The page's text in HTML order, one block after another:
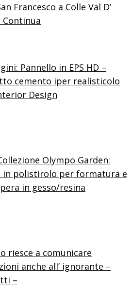
Francesco a Colle Val D’
Continua
Pannello in EPS HD –
cemento iper realisticolo
Design
Olympo Garden:
in polistirolo per formatura e
in gesso/resina
riesce a comunicare
anche all’ ignorante –
–